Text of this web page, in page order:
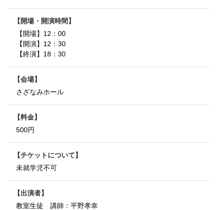
開場・開演時間
【開場】12：00
【開演】12：30
【終演】18：30
会場
さざなみホール
料金
500円
チケットについて
未就学児不可
出演者
教室生徒 講師：平野孝幸